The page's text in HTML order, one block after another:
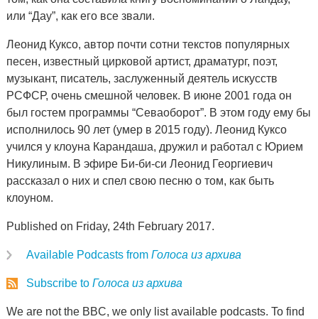
или “Дау”, как его все звали.
Леонид Куксо, автор почти сотни текстов популярных
песен, известный цирковой артист, драматург, поэт,
музыкант, писатель, заслуженный деятель искусств
РСФСР, очень смешной человек. В июне 2001 года он
был гостем программы “Севаоборот”. В этом году ему бы
исполнилось 90 лет (умер в 2015 году). Леонид Куксо
учился у клоуна Карандаша, дружил и работал с Юрием
Никулиным. В эфире Би-би-си Леонид Георгиевич
рассказал о них и спел свою песню о том, как быть
клоуном.
Published on Friday, 24th February 2017.
Available Podcasts from Голоса из архива
Subscribe to Голоса из архива
We are not the BBC, we only list available podcasts. To find